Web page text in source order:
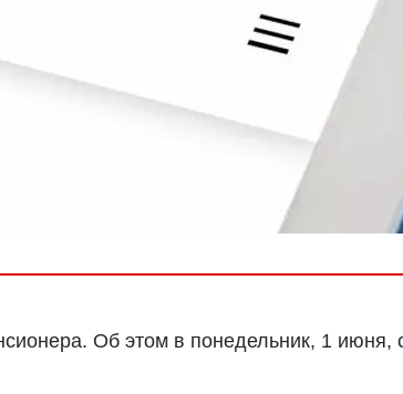
Об этом в понедельник, 1